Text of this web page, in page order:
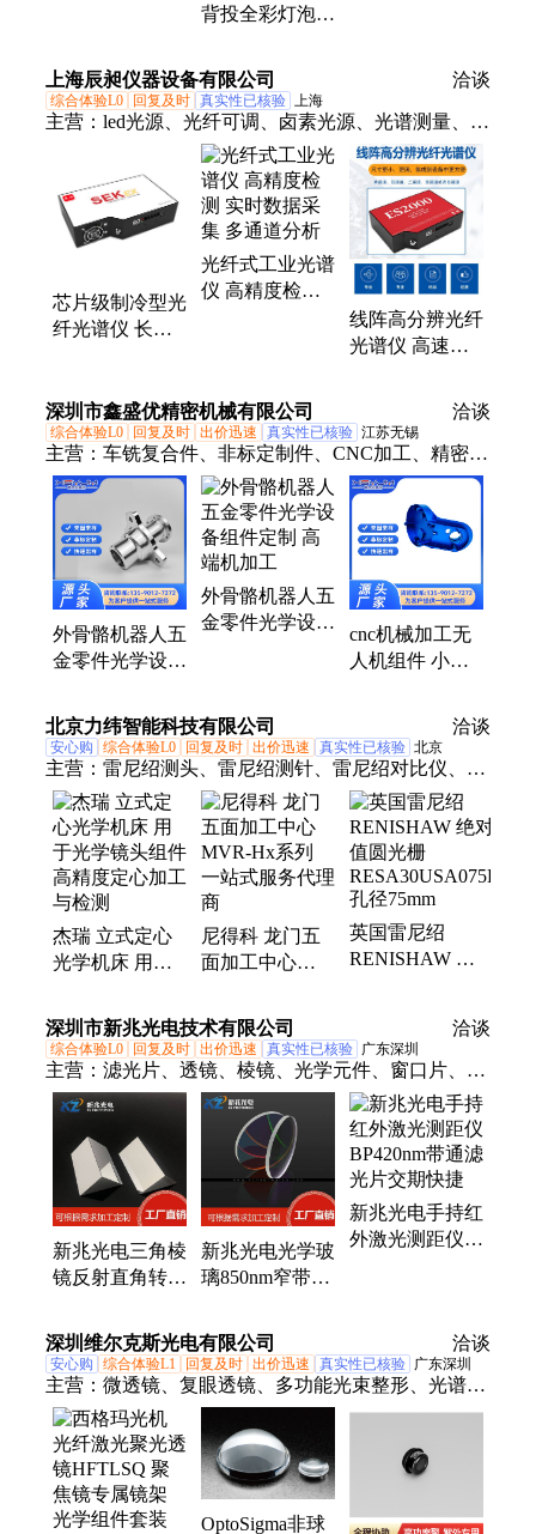
背投全彩灯泡
于OV系列大屏
幕
上海辰昶仪器设备有限公司 洽谈
综合体验L0 回复及时 真实性已核验 上海
主营： led光源、光纤可调、卤素光源、光谱测量、光
纤仪器、分二光纤、分多光纤、光纤光谱仪、荧光检
测仪、可调衰减器、角分辨光谱、针头特定光纤、卤
二合一光源、石英直通光纤
芯片级制冷型光
纤光谱仪 长焦
计
光纤式工业光谱
仪 高精度检测
线阵高分辨光纤
光谱仪 高速技
深圳市鑫盛优精密机械有限公司 洽谈
综合体验L0 回复及时 出价迅速 真实性已核验 江苏无锡
主营： 车铣复合件、非标定制件、CNC加工、精密零
配件、CNC精密零配件加工、精密CNC加工、CNC
精密零件加工、五金件加工厂、数控CNC加工、机械
加工厂、五轴加工中心、四轴无人机配件加工、零配
件加工定制、CNC加工中心、cnc数控加工、五金机
械加工、CNC手板打样、车铣复合件加工、数控自动
车床、加工机电五金零件、cnc四轴加工中心、CNC
加工厂、加工高端车轮毂、机加工汽车配件、折叠自
外骨骼机器人五
金零件光学设备
机加工
外骨骼机器人五
金零件光学设备
cnc机械加工无
人机组件 小配
北京力纬智能科技有限公司 洽谈
安心购 综合体验L0 回复及时 出价迅速 真实性已核验 北京
主营： 雷尼绍测头、雷尼绍测针、雷尼绍对比仪、雷
尼绍对刀仪、冈本磨床、中村留机床、豪迈机床、雪
和转台、日研转台、机床、数控加工中心、蔡司三坐
标测量机
杰瑞 立式定心
光学机床 用于
精度定心加工与
检测
尼得科 龙门五
面加工中心
一站式服务代理
商
英国雷尼绍
RENISHAW 绝
孔径75mm
深圳市新兆光电技术有限公司 洽谈
综合体验L0 回复及时 出价迅速 真实性已核验 广东深圳
主营： 滤光片、透镜、棱镜、光学元件、窗口片、反
射镜
新兆光电三角棱
镜反射直角转向
心组件光学元件
新兆光电光学玻
璃850nm窄带红
光感应镜片可打
样
新兆光电手持红
外激光测距仪
深圳维尔克斯光电有限公司 洽谈
安心购 综合体验L1 回复及时 出价迅速 真实性已核验 广东深圳
主营： 微透镜、复眼透镜、多功能光束整形、光谱
仪、光斑分析仪、滤光片、显微镜载物台
OptoSigma非球